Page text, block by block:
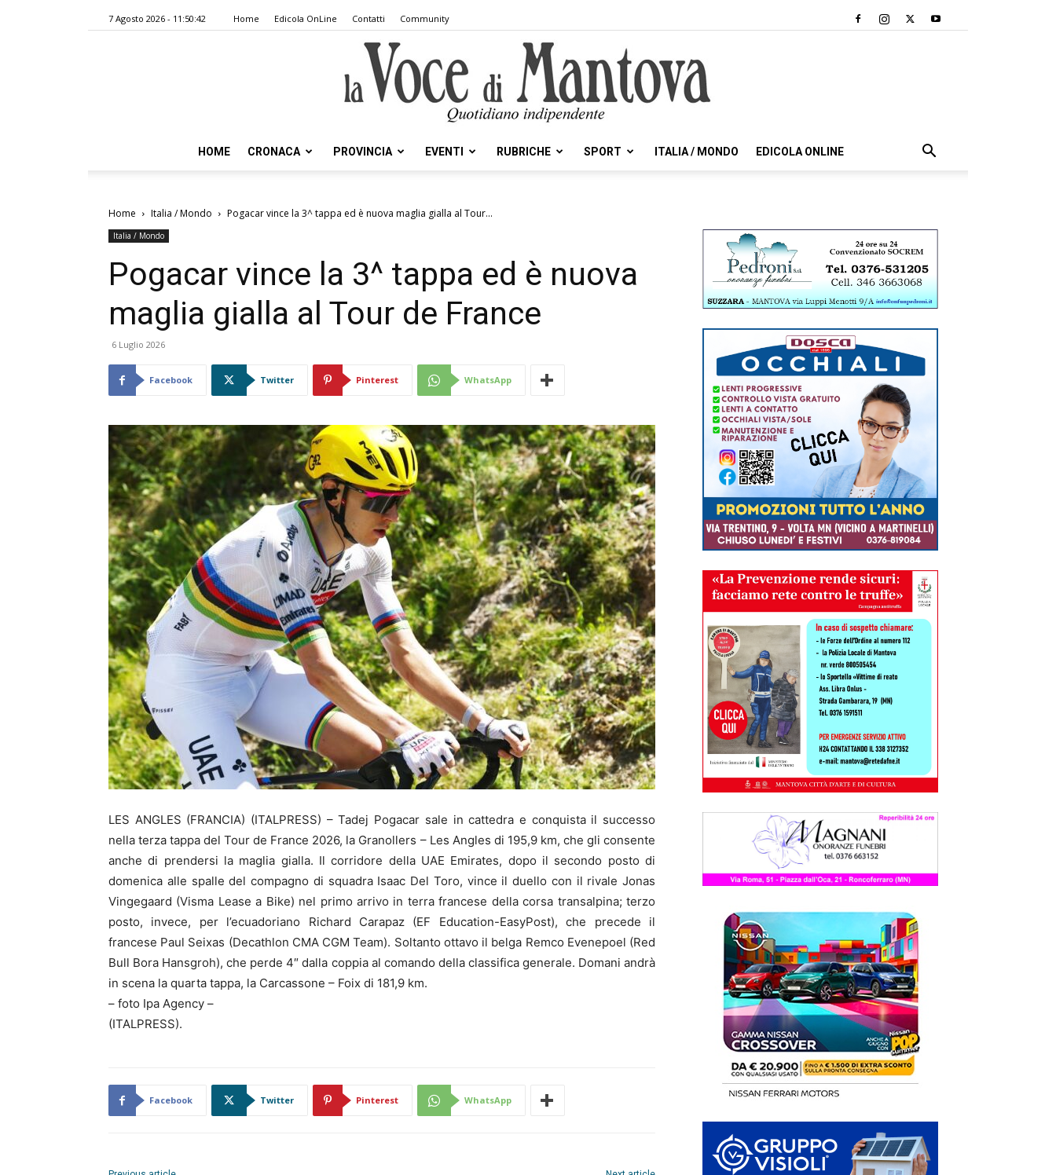
7 Agosto 2026 - 11:50:42 Home Edicola OnLine Contatti Community
Voce
Mantova
HOME CRONACA PROVINCIA EVENTI RUBRICHE SPORT ITALIA / MONDO EDICOLA ONLINE
Home Italia / Mondo Pogacar vince la 3^ tappa ed è nuova maglia gialla al Tour...
Italia / Mondo
Pogacar vince la 3^ tappa ed è nuova
maglia gialla al Tour de France
6 Luglio 2026
Facebook Twitter Pinterest WhatsApp
LES ANGLES (FRANCIA) (ITALPRESS) – Tadej Pogacar sale in cattedra e conquista il successo
nella terza tappa del Tour de France 2026, la Granollers – Les Angles di 195,9 km, che gli consente
anche di prendersi la maglia gialla. Il corridore della UAE Emirates, dopo il secondo posto di
domenica alle spalle del compagno di squadra Isaac Del Toro, vince il duello con il rivale Jonas
Vingegaard (Visma Lease a Bike) nel primo arrivo in terra francese della corsa transalpina; terzo
posto, invece, per l’ecuadoriano Richard Carapaz (EF Education-EasyPost), che precede il
francese Paul Seixas (Decathlon CMA CGM Team). Soltanto ottavo il belga Remco Evenepoel (Red
Bull Bora Hansgroh), che perde 4″ dalla coppia al comando della classifica generale. Domani andrà
in scena la quarta tappa, la Carcassone – Foix di 181,9 km.
– foto Ipa Agency –
(ITALPRESS).
Facebook Twitter Pinterest WhatsApp